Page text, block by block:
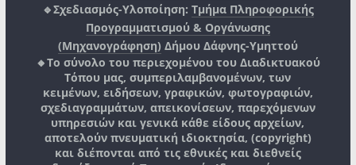
🔹Σχεδιασμός-Υλοποίηση: Τμήμα Πληροφορικής
Προγραμματισμού & Οργάνωσης
(Μηχανογράφηση) Δήμου Δάφνης-Υμηττού
🔸Το σύνολο του περιεχομένου του Διαδικτυακού
Τόπου μας, συμπεριλαμβανομένων, των
κειμένων, ειδήσεων, γραφικών, φωτογραφιών,
σχεδιαγραμμάτων, απεικονίσεων, παρεχόμενων
υπηρεσιών και γενικά κάθε είδους αρχείων,
αποτελούν πνευματική ιδιοκτησία, (copyright)
και διέπονται από τις εθνικές και διεθνείς